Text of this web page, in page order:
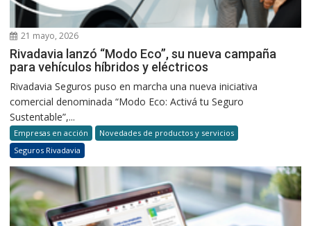
21 mayo, 2026
Rivadavia lanzó “Modo Eco”, su nueva campaña
para vehículos híbridos y eléctricos
Rivadavia Seguros puso en marcha una nueva iniciativa
comercial denominada “Modo Eco: Activá tu Seguro
Sustentable”,...
Empresas en acción
Novedades de productos y servicios
Seguros Rivadavia